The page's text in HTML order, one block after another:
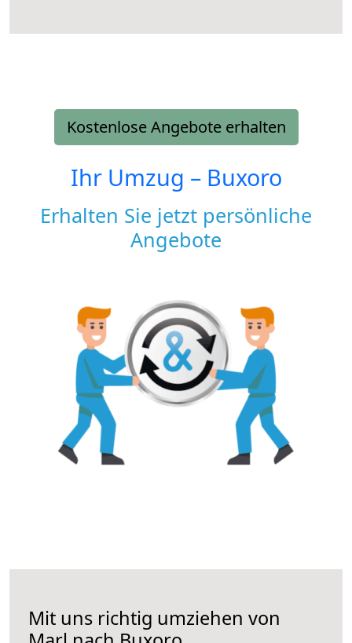
Kostenlose Angebote erhalten
Ihr Umzug – Buxoro
Erhalten Sie jetzt persönliche
Angebote
Mit uns richtig umziehen von